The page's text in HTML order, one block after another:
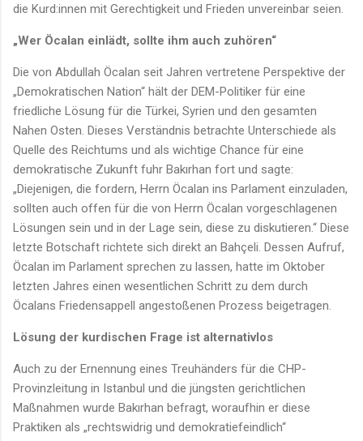
die Kurd:innen mit Gerechtigkeit und Frieden unvereinbar seien.
„Wer Öcalan einlädt, sollte ihm auch zuhören“
Die von Abdullah Öcalan seit Jahren vertretene Perspektive der
„Demokratischen Nation“ hält der DEM-Politiker für eine
friedliche Lösung für die Türkei, Syrien und den gesamten
Nahen Osten. Dieses Verständnis betrachte Unterschiede als
Quelle des Reichtums und als wichtige Chance für eine
demokratische Zukunft fuhr Bakırhan fort und sagte:
„Diejenigen, die fordern, Herrn Öcalan ins Parlament einzuladen,
sollten auch offen für die von Herrn Öcalan vorgeschlagenen
Lösungen sein und in der Lage sein, diese zu diskutieren.“ Diese
letzte Botschaft richtete sich direkt an Bahçeli. Dessen Aufruf,
Öcalan im Parlament sprechen zu lassen, hatte im Oktober
letzten Jahres einen wesentlichen Schritt zu dem durch
Öcalans Friedensappell angestoßenen Prozess beigetragen.
Lösung der kurdischen Frage ist alternativlos
Auch zu der Ernennung eines Treuhänders für die CHP-
Provinzleitung in Istanbul und die jüngsten gerichtlichen
Maßnahmen wurde Bakırhan befragt, woraufhin er diese
Praktiken als „rechtswidrig und demokratiefeindlich“